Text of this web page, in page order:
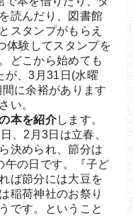
読んだり、図書館
スタンプがもらえ
体験してスタンプを
どこから始めても
が、3月31日(水曜
に余裕があります
い。
本を紹介します。
、2月3日は立春、
決められ、節分は
午の日です。『子ど
ば節分には大豆を
稲荷神社のお祭り
です。ということ